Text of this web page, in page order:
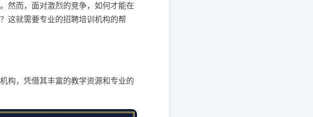
然而，面对激烈的竞争，如何才能在
这就需要专业的招聘培训机构的帮
构，凭借其丰富的教学资源和专业的